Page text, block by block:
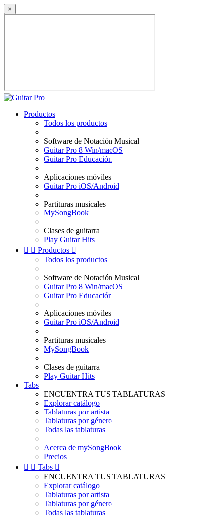
×
Productos
Todos los productos
Software de Notación Musical
Guitar Pro 8 Win/macOS
Guitar Pro Educación
Aplicaciones móviles
Guitar Pro iOS/Android
Partituras musicales
MySongBook
Clases de guitarra
Play Guitar Hits
  Productos 
Todos los productos
Software de Notación Musical
Guitar Pro 8 Win/macOS
Guitar Pro Educación
Aplicaciones móviles
Guitar Pro iOS/Android
Partituras musicales
MySongBook
Clases de guitarra
Play Guitar Hits
Tabs
ENCUENTRA TUS TABLATURAS
Explorar catálogo
Tablaturas por artista
Tablaturas por género
Todas las tablaturas
Acerca de mySongBook
Precios
  Tabs 
ENCUENTRA TUS TABLATURAS
Explorar catálogo
Tablaturas por artista
Tablaturas por género
Todas las tablaturas